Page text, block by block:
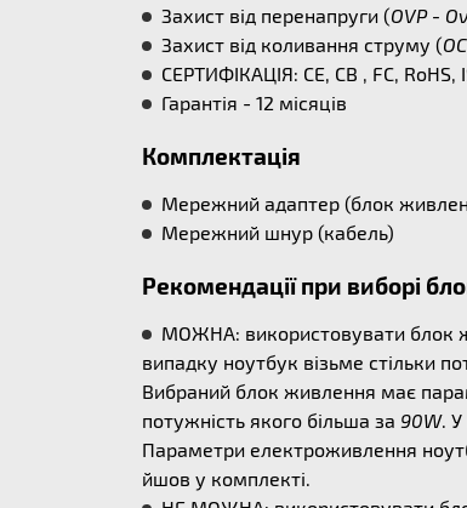
Захист від перенапруги (OVP -
Захист від коливання струму (
СЕРТИФІКАЦІЯ: CE, CB , FC, RoHS,
Гарантія - 12 місяців
Комплектація
Мережний адаптер (блок
Мережний шнур (кабель)
Рекомендації при виборі
МОЖНА: використовувати блок
випадку ноутбук візьме стільки
Вибраний блок живлення має
потужність якого більша за 90W.
Параметри електроживлення
йшов у комплекті.